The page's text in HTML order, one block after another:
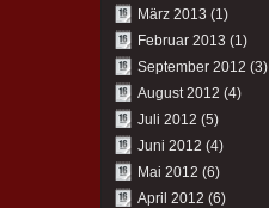
März 2013 (1)
Februar 2013 (1)
September 2012 (3)
August 2012 (4)
Juli 2012 (5)
Juni 2012 (4)
Mai 2012 (6)
April 2012 (6)